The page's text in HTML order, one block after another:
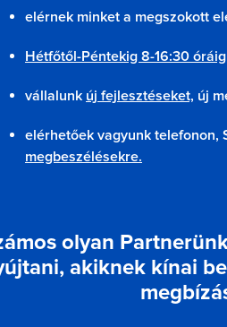
elérnek minket a megszokott
Hétfőtől-Péntekig 8-16:30 óráig
vállalunk új fejlesztéseket, új
elérhetőek vagyunk telefonon,
megbeszélésekre.
olyan
akiknek kínai